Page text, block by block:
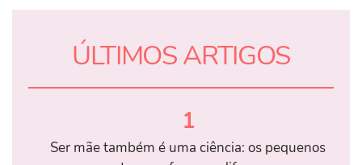
ÚLTIMOS ARTIGOS
1
Ser mãe também é uma ciência: os pequenos